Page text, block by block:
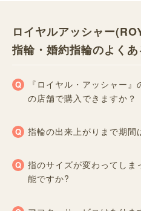
ロイヤルアッシャー
指輪・婚約指輪のよく
『ロイヤル・アッシャー
の店舗で購入できますか？
指輪の出来上がりまで期間
指のサイズが変わってし
能ですか?